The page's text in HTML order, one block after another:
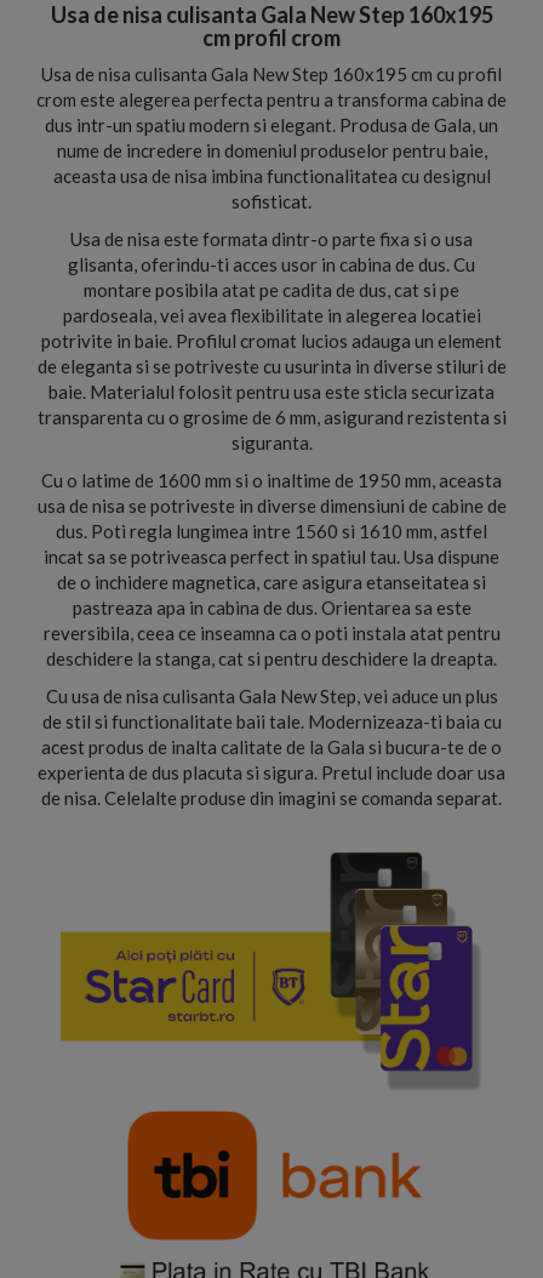
Usa de nisa culisanta Gala New Step 160x195
cm profil crom
Usa de nisa culisanta Gala New Step 160x195 cm cu profil
crom este alegerea perfecta pentru a transforma cabina de
dus intr-un spatiu modern si elegant. Produsa de Gala, un
nume de incredere in domeniul produselor pentru baie,
aceasta usa de nisa imbina functionalitatea cu designul
sofisticat.
Usa de nisa este formata dintr-o parte fixa si o usa
glisanta, oferindu-ti acces usor in cabina de dus. Cu
montare posibila atat pe cadita de dus, cat si pe
pardoseala, vei avea flexibilitate in alegerea locatiei
potrivite in baie. Profilul cromat lucios adauga un element
de eleganta si se potriveste cu usurinta in diverse stiluri de
baie. Materialul folosit pentru usa este sticla securizata
transparenta cu o grosime de 6 mm, asigurand rezistenta si
siguranta.
Cu o latime de 1600 mm si o inaltime de 1950 mm, aceasta
usa de nisa se potriveste in diverse dimensiuni de cabine de
dus. Poti regla lungimea intre 1560 si 1610 mm, astfel
incat sa se potriveasca perfect in spatiul tau. Usa dispune
de o inchidere magnetica, care asigura etanseitatea si
pastreaza apa in cabina de dus. Orientarea sa este
reversibila, ceea ce inseamna ca o poti instala atat pentru
deschidere la stanga, cat si pentru deschidere la dreapta.
Cu usa de nisa culisanta Gala New Step, vei aduce un plus
de stil si functionalitate baii tale. Modernizeaza-ti baia cu
acest produs de inalta calitate de la Gala si bucura-te de o
experienta de dus placuta si sigura. Pretul include doar usa
de nisa. Celelalte produse din imagini se comanda separat.